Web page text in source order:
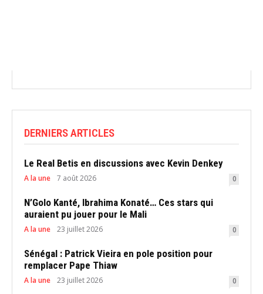
DERNIERS ARTICLES
Le Real Betis en discussions avec Kevin Denkey
A la une 7 août 2026 0
N’Golo Kanté, Ibrahima Konaté… Ces stars qui
auraient pu jouer pour le Mali
A la une 23 juillet 2026 0
Sénégal : Patrick Vieira en pole position pour
remplacer Pape Thiaw
A la une 23 juillet 2026 0